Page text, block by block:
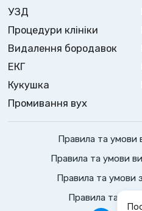
УЗД
Процедури клініки
Видалення бородавок
ЕКГ
Кукушка
Промивання вух
Правила та умови
Правила та умови
Правила та умови
Правила та